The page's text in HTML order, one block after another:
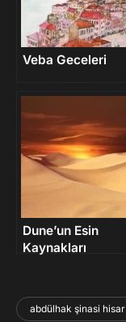
Veba Geceleri
Dune’un Esin
Kaynakları
abdülhak şinasi hisar